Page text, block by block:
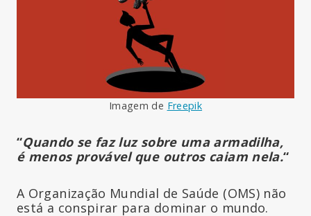
Imagem de Freepik
“Quando se faz luz sobre uma armadilha,
é menos provável que outros caiam nela.“
A Organização Mundial de Saúde (OMS) não
está a conspirar para dominar o mundo.